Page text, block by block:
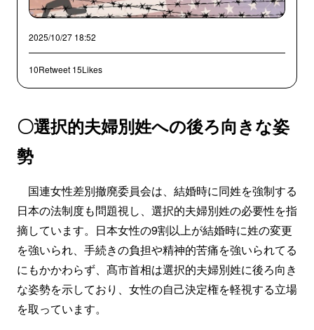
2025/10/27 18:52
10Retweet 15Likes
〇選択的夫婦別姓への後ろ向きな姿
勢
国連女性差別撤廃委員会は、結婚時に同姓を強制する
日本の法制度も問題視し、選択的夫婦別姓の必要性を指
摘しています。日本女性の9割以上が結婚時に姓の変更
を強いられ、手続きの負担や精神的苦痛を強いられてる
にもかかわらず、髙市首相は選択的夫婦別姓に後ろ向き
な姿勢を示しており、女性の自己決定権を軽視する立場
を取っています。